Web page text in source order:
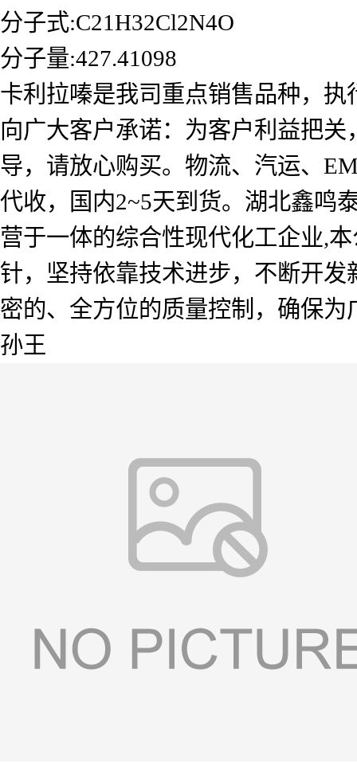
分子式:C21H32Cl2N4O
分子量:427.41098
卡利拉嗪是我司重点销售品种，
向广大客户承诺：为客户利益把
导，请放心购买。物流、汽运、
代收，国内2~5天到货。湖北鑫鸣
营于一体的综合性现代化工企业,
针，坚持依靠技术进步，不断开
密的、全方位的质量控制，确保
孙王